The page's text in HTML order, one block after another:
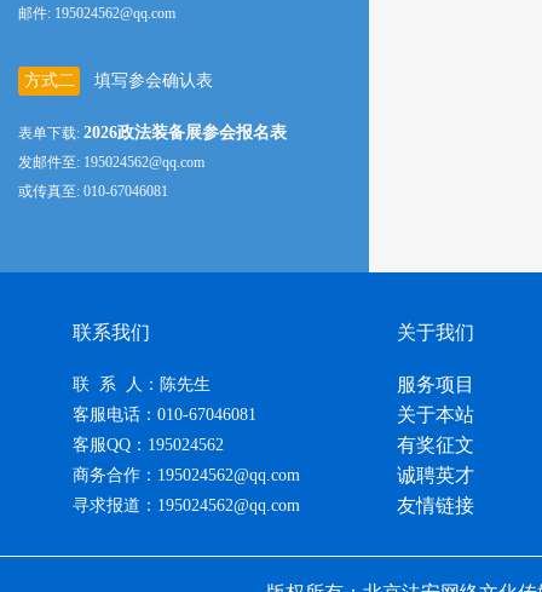
邮件: 195024562@qq.com
方式二 填写参会确认表
表单下载: 2026政法装备展参会报名表
发邮件至: 195024562@qq.com
或传真至: 010-67046081
联系我们
联 系 人：陈先生
客服电话：010-67046081
客服QQ：195024562
商务合作：195024562@qq.com
寻求报道：195024562@qq.com
关于我们
服务项目
关于本站
有奖征文
诚聘英才
友情链接